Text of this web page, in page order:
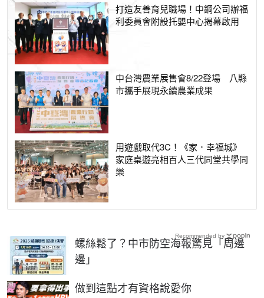
打造友善育兒職場！中鋼公司辦福
利委員會附設托嬰中心揭幕啟用
中台灣農業展售會8/22登場 八縣
市攜手展現永續農業成果
用遊戲取代3C！《家．幸福城》
家庭桌遊亮相百人三代同堂共學同
樂
螺絲鬆了？中市防空海報驚見「周邊
邊」
做到這點才有資格說愛你
PR
Recommended by